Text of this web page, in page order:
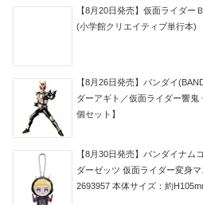
【8月20日発売】仮面ライダ
(小学館クリエイティブ単行本)
【8月26日発売】バンダイ
ダーアギト／仮面ライダー響
個セット】
【8月30日発売】バンダイナム
ダーゼッツ 仮面ライダー変身
2693957 本体サイズ：約